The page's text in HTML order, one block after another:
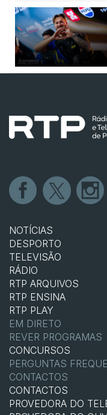
NOTÍCIAS
DESPORTO
TELEVISÃO
RÁDIO
RTP ARQUIVOS
RTP ENSINA
RTP PLAY
EM DIRETO
REVER PROGRAMAS
CONCURSOS
PERGUNTAS
CONTACTOS
CONTACTOS
PROVEDORA DO